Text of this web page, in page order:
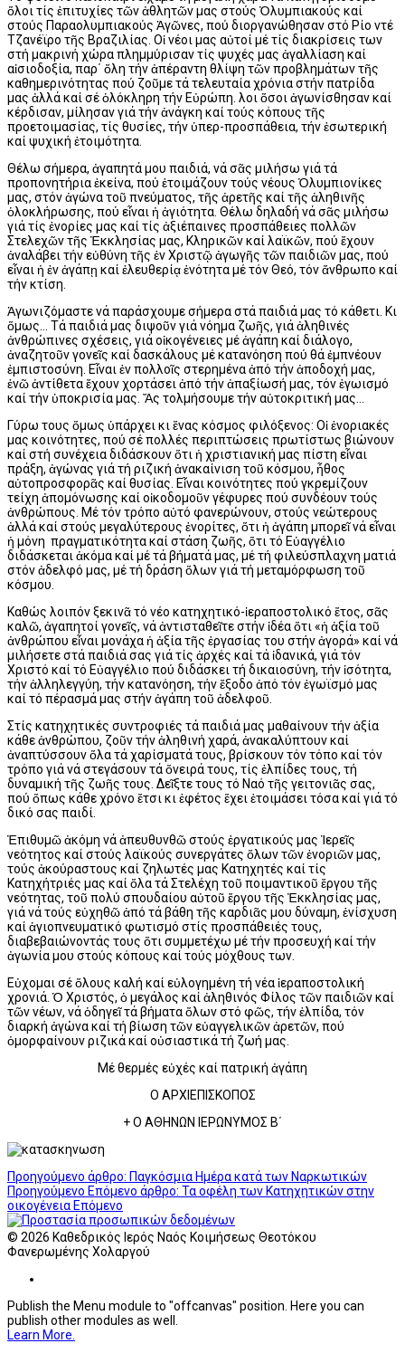
ὅλοι τίς ἐπιτυχίες τῶν ἀθλητῶν μας στούς Ὀλυμπιακούς καί
στούς Παραολυμπιακούς Ἀγῶνες, πού διοργανώθησαν στό Ρίο ντέ
Τζανέϊρο τῆς Βραζιλίας. Οἱ νέοι μας αὐτοί μέ τίς διακρίσεις των
στή μακρινή χώρα πλημμύρισαν τίς ψυχές μας ἀγαλλίαση καί
αἰσιοδοξία, παρ΄ ὅλη τήν ἀπέραντη θλίψη τῶν προβλημάτων τῆς
καθημερινότητας πού ζοῦμε τά τελευταία χρόνια στήν πατρίδα
μας ἀλλά καί σέ ὁλόκληρη τήν Εὐρώπη. Ὅλοι ὅσοι ἀγωνίσθησαν καί
κέρδισαν, μίλησαν γιά τήν ἀνάγκη καί τούς κόπους τῆς
προετοιμασίας, τίς θυσίες, τήν ὑπερ-προσπάθεια, τήν ἐσωτερική
καί ψυχική ἑτοιμότητα.
Θέλω σήμερα, ἀγαπητά μου παιδιά, νά σᾶς μιλήσω γιά τά
προπονητήρια ἐκείνα, πού ἑτοιμάζουν τούς νέους Ὀλυμπιονίκες
μας, στόν ἀγώνα τοῦ πνεύματος, τῆς ἀρετῆς καί τῆς ἀληθινῆς
ὁλοκλήρωσης, πού εἶναι ἡ ἀγιότητα. Θέλω δηλαδή νά σᾶς μιλήσω
γιά τίς ἐνορίες μας καί τίς ἀξιέπαινες προσπάθειες πολλῶν
Στελεχῶν τῆς Ἐκκλησίας μας, Κληρικῶν καί λαϊκῶν, πού ἔχουν
ἀναλάβει τήν εὐθύνη τῆς ἐν Χριστῷ ἀγωγῆς τῶν παιδιῶν μας, πού
εἶναι ἡ ἐν ἀγάπῃ καί ἐλευθερίᾳ ἑνότητα μέ τόν Θεό, τόν ἄνθρωπο καί
τήν κτίση.
Ἀγωνιζόμαστε νά παράσχουμε σήμερα στά παιδιά μας τό κάθετι. Κι
ὅμως… Τά παιδιά μας διψοῦν γιά νόημα ζωῆς, γιά ἀληθινές
ἀνθρώπινες σχέσεις, γιά οἰκογένειες μέ ἀγάπη καί διάλογο,
ἀναζητοῦν γονεῖς καί δασκάλους μέ κατανόηση πού θά ἐμπνέουν
ἐμπιστοσύνη. Εἶναι ἐν πολλοῖς στερημένα ἀπό τήν ἀποδοχή μας,
ἐνῶ ἀντίθετα ἔχουν χορτάσει ἀπό τήν ἀπαξίωσή μας, τόν ἐγωισμό
καί τήν ὑποκρισία μας. Ἄς τολμήσουμε τήν αὐτοκριτική μας…
Γύρω τους ὅμως ὑπάρχει κι ἕνας κόσμος φιλόξενος: Οἱ ἐνοριακές
μας κοινότητες, πού σέ πολλές περιπτώσεις πρωτίστως βιώνουν
καί στή συνέχεια διδάσκουν ὅτι ἡ χριστιανική μας πίστη εἶναι
πράξη, ἀγώνας γιά τή ριζική ἀνακαίνιση τοῦ κόσμου, ἦθος
αὐτοπροσφορᾶς καί θυσίας. Εἶναι κοινότητες πού γκρεμίζουν
τείχη ἀπομόνωσης καί οἰκοδομοῦν γέφυρες πού συνδέουν τούς
ἀνθρώπους. Μέ τόν τρόπο αὐτό φανερώνουν, στούς νεώτερους
ἀλλά καί στούς μεγαλύτερους ἐνορίτες, ὅτι ἡ ἀγάπη μπορεῖ νά εἶναι
ἡ μόνη πραγματικότητα καί στάση ζωῆς, ὅτι τό Εὐαγγέλιο
διδάσκεται ἀκόμα καί μέ τά βήματά μας, μέ τή φιλεύσπλαχνη ματιά
στόν ἀδελφό μας, μέ τή δράση ὅλων γιά τή μεταμόρφωση τοῦ
κόσμου.
Καθώς λοιπόν ξεκινᾶ τό νέο κατηχητικό-ἱεραποστολικό ἔτος, σᾶς
καλῶ, ἀγαπητοί γονεῖς, νά ἀντισταθεῖτε στήν ἰδέα ὅτι «ἡ ἀξία τοῦ
ἀνθρώπου εἶναι μονάχα ἡ ἀξία τῆς ἐργασίας του στήν ἀγορά» καί νά
μιλήσετε στά παιδιά σας γιά τίς ἀρχές καί τά ἰδανικά, γιά τόν
Χριστό καί τό Εὐαγγέλιο πού διδάσκει τή δικαιοσύνη, τήν ἰσότητα,
τήν ἀλληλεγγύη, τήν κατανόηση, τήν ἔξοδο ἀπό τόν ἐγωϊσμό μας
καί τό πέρασμά μας στήν ἀγάπη τοῦ ἀδελφοῦ.
Στίς κατηχητικές συντροφιές τά παιδιά μας μαθαίνουν τήν ἀξία
κάθε ἀνθρώπου, ζοῦν τήν ἀληθινή χαρά, ἀνακαλύπτουν καί
ἀναπτύσσουν ὅλα τά χαρίσματά τους, βρίσκουν τόν τόπο καί τόν
τρόπο γιά νά στεγάσουν τά ὄνειρά τους, τίς ἐλπίδες τους, τή
δυναμική τῆς ζωῆς τους. Δεῖξτε τους τό Ναό τῆς γειτονιᾶς σας,
πού ὅπως κάθε χρόνο ἔτσι κι ἐφέτος ἕχει ἑτοιμάσει τόσα καί γιά τό
δικό σας παιδί.
Ἐπιθυμῶ ἀκόμη νά ἀπευθυνθῶ στούς ἐργατικούς μας Ἱερεῖς
νεότητος καί στούς λαϊκούς συνεργάτες ὅλων τῶν ἐνοριῶν μας,
τούς ἀκούραστους καί ζηλωτές μας Κατηχητές καί τίς
Κατηχήτριές μας καί ὅλα τά Στελέχη τοῦ ποιμαντικοῦ ἔργου τῆς
νεότητας, τοῦ πολύ σπουδαίου αὐτοῦ ἔργου τῆς Ἐκκλησίας μας,
γιά νά τούς εὐχηθῶ ἀπό τά βάθη τῆς καρδιᾶς μου δύναμη, ἐνίσχυση
καί ἁγιοπνευματικό φωτισμό στίς προσπάθειές τους,
διαβεβαιώνοντάς τους ὅτι συμμετέχω μέ τήν προσευχή καί τήν
ἀγωνία μου στούς κόπους καί τούς μόχθους των.
Εὐχομαι σέ ὅλους καλή καί εὐλογημένη τή νέα ἱεραποστολική
χρονιά. Ὁ Χριστός, ὁ μεγάλος καί ἀληθινός Φίλος τῶν παιδιῶν καί
τῶν νέων, νά ὁδηγεῖ τά βήματα ὅλων στό φῶς, τήν ἐλπίδα, τόν
διαρκή ἀγώνα καί τή βίωση τῶν εὐαγγελικῶν ἀρετῶν, πού
ὀμορφαίνουν ριζικά καί οὐσιαστικά τή ζωή μας.
Μέ θερμές εὐχές καί πατρική ἀγάπη
Ο ΑΡΧΙΕΠΙΣΚΟΠΟΣ
+ O AΘΗΝΩΝ ΙΕΡΩΝΥΜΟΣ Β΄
Προηγούμενο άρθρο: Παγκόσμια Ημέρα κατά των Ναρκωτικών
Προηγούμενο Επόμενο άρθρο: Τα οφέλη των Κατηχητικών στην
οικογένεια Επόμενο
© 2026 Καθεδρικός Ιερός Ναός Κοιμήσεως Θεοτόκου
Φανερωμένης Χολαργού
Publish the Menu module to "offcanvas" position. Here you can
publish other modules as well.
Learn More.